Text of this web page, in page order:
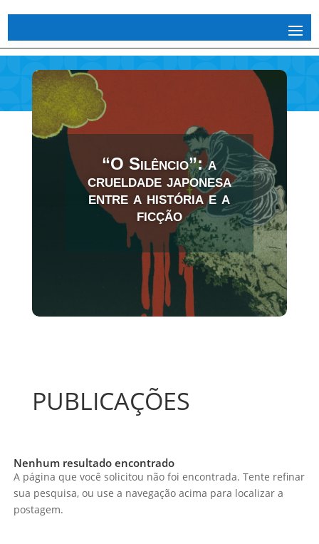
“O Silêncio”: a
crueldade japonesa
entre a história e a
ficção
PUBLICAÇÕES
Nenhum resultado encontrado
A página que você solicitou não foi encontrada. Tente refinar
sua pesquisa, ou use a navegação acima para localizar a
postagem.